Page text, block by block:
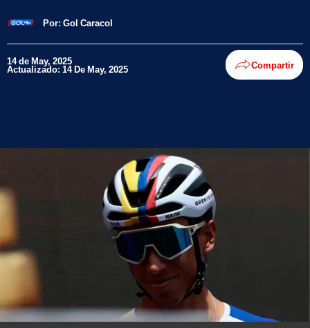
Por: Gol Caracol
14 de May, 2025
Actualizado: 14 De May, 2025 Compartir